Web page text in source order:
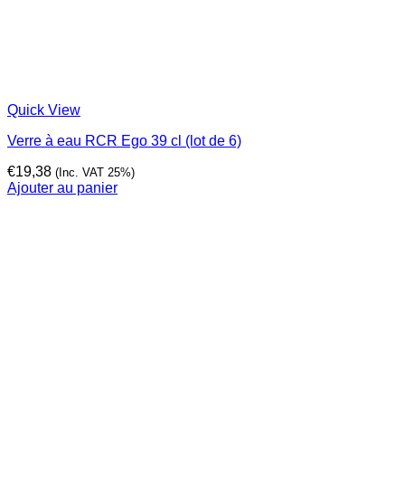
Quick View
Verre à eau RCR Ego 39 cl (lot de 6)
€19,38 (Inc. VAT 25%)
Ajouter au panier